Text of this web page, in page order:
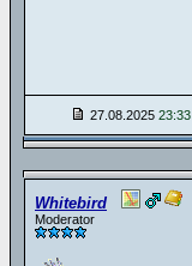
27.08.2025 23:33
Whitebird
Moderator